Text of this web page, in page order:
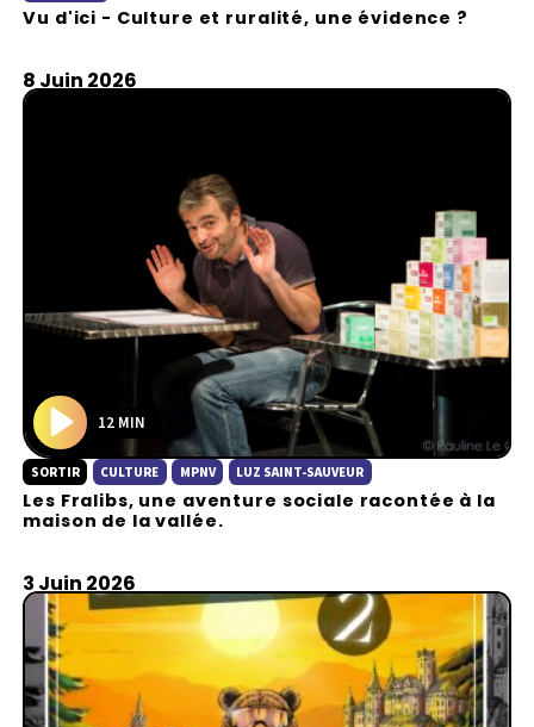
Vu d'ici - Culture et ruralité, une évidence ?
8 Juin 2026
P
l
a
12 MIN
SORTIR CULTURE MPNV LUZ SAINT-SAUVEUR
Les Fralibs, une aventure sociale racontée à la
maison de la vallée.
3 Juin 2026